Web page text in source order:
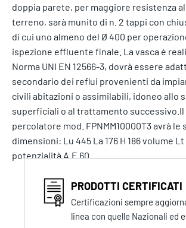
doppia parete, per maggiore resistenza
terreno, sarà munito di n. 2 tappi con
di cui uno almeno del Ø 400 per
ispezione effluente finale. La vasca è
Norma UNI EN 12566-3, dovrà essere
secondario dei reflui provenienti da
civili abitazioni o assimilabili, idoneo allo
superficiali o al trattamento
percolatore mod. FPNMM10000T3 avrà le
dimensioni: Lu 445 La 176 H 186 volume Lt
potenzialità A.E 60
PRODOTTI CERTIFICATI
Certificazioni sempre
linea con quelle Nazionali ed